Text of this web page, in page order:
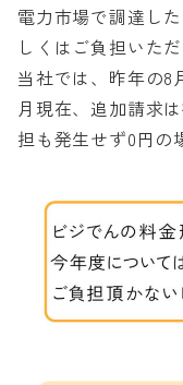
電力市場で調達し
しくはご負担いた
当社では、昨年の8
月現在、追加請求
担も発生せず0円の